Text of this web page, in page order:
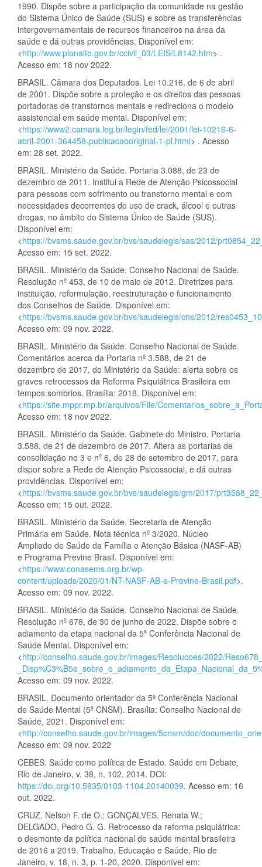
1990. Dispõe sobre a participação da comunidade na gestão
do Sistema Único de Saúde (SUS) e sobre as transferências
intergovernamentais de recursos financeiros na área da
saúde e dá outras providências. Disponível em:
<http://www.planalto.gov.br/ccivil_03/LEIS/L8142.htm> .
Acesso em: 18 nov 2022.
BRASIL. Câmara dos Deputados. Lei 10.216, de 6 de abril
de 2001. Dispõe sobre a proteção e os direitos das pessoas
portadoras de transtornos mentais e redireciona o modelo
assistencial em saúde mental. Disponível em:
<https://www2.camara.leg.br/legin/fed/lei/2001/lei-10216-6-
abril-2001-364458-publicacaooriginal-1-pl.html> . Acesso
em: 28 set. 2022.
BRASIL. Ministério da Saúde. Portaria 3.088, de 23 de
dezembro de 2011. Institui a Rede de Atenção Psicossocial
para pessoas com sofrimento ou transtorno mental e com
necessidades decorrentes do uso de crack, álcool e outras
drogas, no âmbito do Sistema Único de Saúde (SUS).
Disponível em:
<https://bvsms.saude.gov.br/bvs/saudelegis/sas/2012/
Acesso em: 15 set. 2022.
BRASIL. Ministério da Saúde. Conselho Nacional de Saúde.
Resolução nº 453, de 10 de maio de 2012. Diretrizes para
instituição, reformulação, reestruturação e funcionamento
dos Conselhos de Saúde. Disponível em:
<https://bvsms.saude.gov.br/bvs/saudelegis/cns/2012/
Acesso em: 09 nov. 2022.
BRASIL. Ministério da Saúde. Conselho Nacional de Saúde.
Comentários acerca da Portaria nº 3.588, de 21 de
dezembro de 2017, do Ministério da Saúde: alerta sobre os
graves retrocessos da Reforma Psiquiátrica Brasileira em
tempos sombrios. Brasília: 2018. Disponível em:
<https://site.mppr.mp.br/arquivos/File/
Acesso em: 18 nov 2022.
BRASIL. Ministério da Saúde. Gabinete do Ministro. Portaria
3.588, de 21 de dezembro de 2017. Altera as portarias de
consolidação no 3 e nº 6, de 28 de setembro de 2017, para
dispor sobre a Rede de Atenção Psicossocial, e dá outras
providências. Disponível em:
<https://bvsms.saude.gov.br/bvs/saudelegis/gm/2017/
Acesso em: 15 out. 2022.
BRASIL. Ministério da Saúde. Secretaria de Atenção
Primária em Saúde. Nota técnica nº 3/2020. Núcleo
Ampliado de Saúde da Família e Atenção Básica (NASF-AB)
e Programa Previne Brasil. Disponível em:
<https://www.conasems.org.br/wp-
content/uploads/2020/01/NT-NASF-AB-e-Previne-Brasil.pdf>.
Acesso em: 09 nov. 2022.
BRASIL. Ministério da Saúde. Conselho Nacional de Saúde.
Resolução nº 678, de 30 de junho de 2022. Dispõe sobre o
adiamento da etapa nacional da 5ª Conferência Nacional de
Saúde Mental. Disponível em:
<http://conselho.saude.gov.br/images/Resolucoes/2022/
Acesso em: 09 nov. 2022.
BRASIL. Documento orientador da 5ª Conferência Nacional
de Saúde Mental (5ª CNSM). Brasília: Conselho Nacional de
Saúde, 2021. Disponível em:
<http://conselho.saude.gov.br/images/5cnsm/doc/
Acesso em: 09 nov. 2022
CEBES. Saúde como política de Estado. Saúde em Debate,
Rio de Janeiro, v. 38, n. 102. 2014. DOI:
https://doi.org/10.5935/0103-1104.20140039. Acesso em: 16
out. 2022.
CRUZ, Nelson F. de O.; GONÇALVES, Renata W.;
DELGADO, Pedro G. G. Retrocesso da reforma psiquiátrica:
o desmonte da política nacional de saúde mental brasileira
de 2016 a 2019. Trabalho, Educação e Saúde, Rio de
Janeiro, v. 18, n. 3, p. 1-20, 2020. Disponível em: